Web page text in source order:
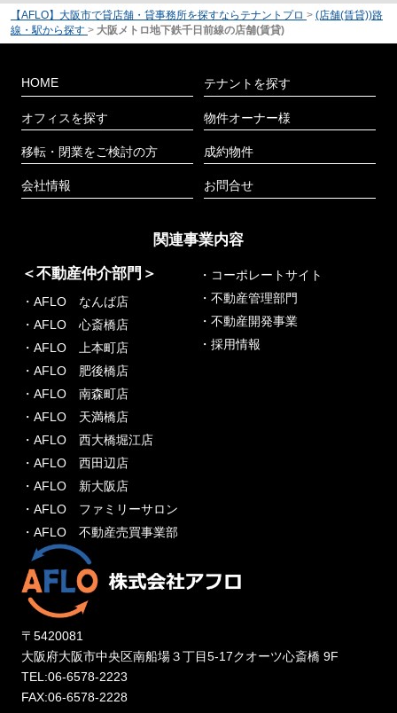
【AFLO】大阪市で貸店舗・貸事務所を探すならテナントプロ > (店舗(賃貸))路
線・駅から探す > 大阪メトロ地下鉄千日前線の店舗(賃貸)
HOME
オフィスを探す
移転・閉業をご検討の方
会社情報
テナントを探す
物件オーナー様
成約物件
お問合せ
関連事業内容
＜不動産仲介部門＞
・AFLO なんば店
・AFLO 心斎橋店
・AFLO 上本町店
・AFLO 肥後橋店
・AFLO 南森町店
・AFLO 天満橋店
・AFLO 西大橋堀江店
・AFLO 西田辺店
・AFLO 新大阪店
・AFLO ファミリーサロン
・AFLO 不動産売買事業部
・コーポレートサイト
・不動産管理部門
・不動産開発事業
・採用情報
〒5420081
大阪府大阪市中央区南船場３丁目5-17クオーツ心斎橋 9F
TEL:06-6578-2223
FAX:06-6578-2228